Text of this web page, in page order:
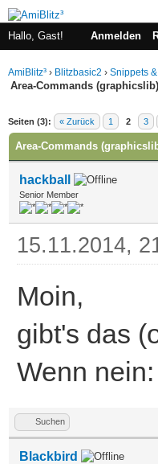
Hallo, Gast! Anmelden
AmiBlitz³ › Blitzbasic2 › Snippets
Area-Commands
Seiten (3): « Zurück 1 2 3
Durchschnitt
Area-Commands
hackball
Senior Member
15.11.2014,
Moin,
gibt's das
Wenn
Suchen
Blackbird